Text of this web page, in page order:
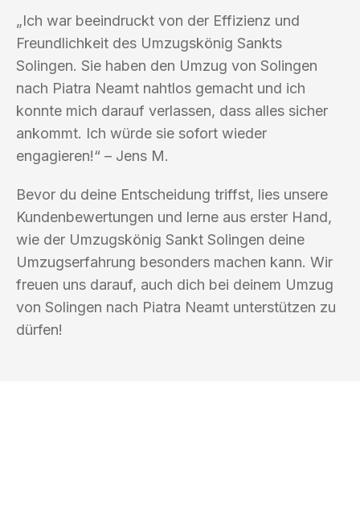
„Ich war beeindruckt von der Effizienz und
Freundlichkeit des Umzugskönig Sankts
Solingen. Sie haben den Umzug von Solingen
nach Piatra Neamt nahtlos gemacht und ich
konnte mich darauf verlassen, dass alles sicher
ankommt. Ich würde sie sofort wieder
engagieren!“ – Jens M.
Bevor du deine Entscheidung triffst, lies unsere
Kundenbewertungen und lerne aus erster Hand,
wie der Umzugskönig Sankt Solingen deine
Umzugserfahrung besonders machen kann. Wir
freuen uns darauf, auch dich bei deinem Umzug
von Solingen nach Piatra Neamt unterstützen zu
dürfen!